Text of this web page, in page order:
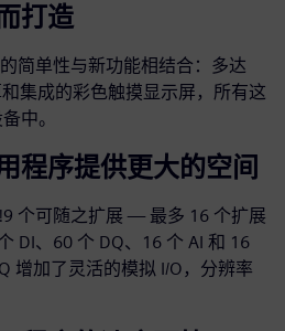
打造
简单性与新功能相结合：多达
集成的彩色触摸显示屏，所有这
中。
程序提供更大的空间
个可随之扩展 — 最多 16 个扩展
DI、60 个 DQ、16 个 AI 和 16
增加了灵活的模拟 I/O，分辨率